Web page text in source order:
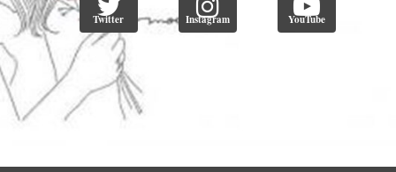
Twitter Instagram YouTube